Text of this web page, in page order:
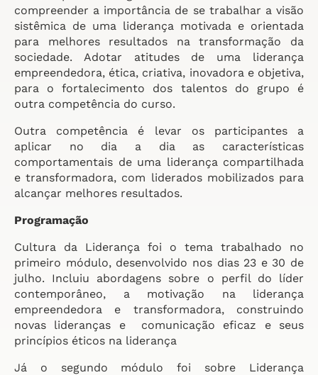
compreender a importância de se trabalhar a visão
sistêmica de uma liderança motivada e orientada
para melhores resultados na transformação da
sociedade. Adotar atitudes de uma liderança
empreendedora, ética, criativa, inovadora e objetiva,
para o fortalecimento dos talentos do grupo é
outra competência do curso.
Outra competência é levar os participantes a
aplicar no dia a dia as características
comportamentais de uma liderança compartilhada
e transformadora, com liderados mobilizados para
alcançar melhores resultados.
Programação
Cultura da Liderança foi o tema trabalhado no
primeiro módulo, desenvolvido nos dias 23 e 30 de
julho. Incluiu abordagens sobre o perfil do líder
contemporâneo, a motivação na liderança
empreendedora e transformadora, construindo
novas lideranças e comunicação eficaz e seus
princípios éticos na liderança
Já o segundo módulo foi sobre Liderança